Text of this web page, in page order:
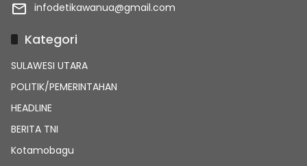
infodetikawanua@gmail.com
Kategori
SULAWESI UTARA
POLITIK/PEMERINTAHAN
HEADLINE
BERITA TNI
Kotamobagu